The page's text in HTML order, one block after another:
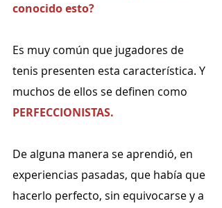
conocido esto?
Es muy común que jugadores de
tenis presenten esta característica. Y
muchos de ellos se definen como
PERFECCIONISTAS.
De alguna manera se aprendió, en
experiencias pasadas, que había que
hacerlo perfecto, sin equivocarse y a